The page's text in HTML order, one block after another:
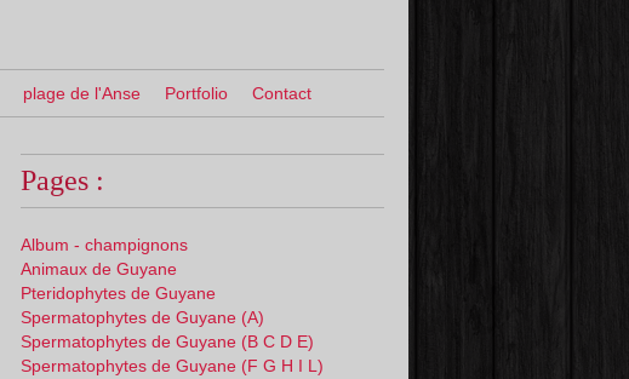
plage de l'Anse Portfolio Contact
Pages :
Album - champignons
Animaux de Guyane
Pteridophytes de Guyane
Spermatophytes de Guyane (A)
Spermatophytes de Guyane (B C D E)
Spermatophytes de Guyane (F G H I L)